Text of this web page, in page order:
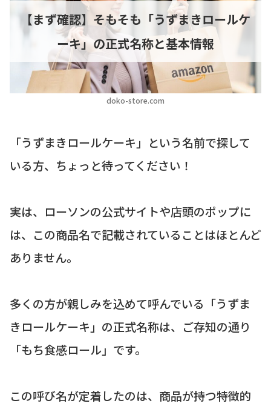
doko-store.com
【まず確認】そもそも「うずまきロールケ
ーキ」の正式名称と基本情報
「うずまきロールケーキ」という名前で探して
いる方、ちょっと待ってください！
実は、ローソンの公式サイトや店頭のポップに
は、この商品名で記載されていることはほとんど
ありません。
多くの方が親しみを込めて呼んでいる「うずま
きロールケーキ」の正式名称は、ご存知の通り
「もち食感ロール」です。
この呼び名が定着したのは、商品が持つ特徴的